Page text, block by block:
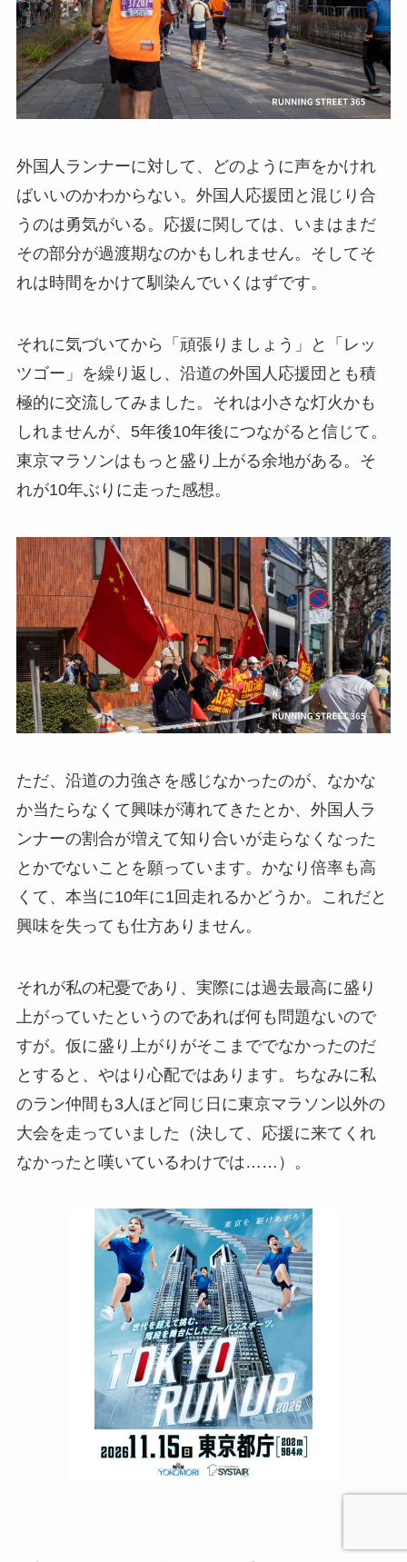
外国人ランナーに対して、どのように声をかけれ
ばいいのかわからない。外国人応援団と混じり合
うのは勇気がいる。応援に関しては、いまはまだ
その部分が過渡期なのかもしれません。そしてそ
れは時間をかけて馴染んでいくはずです。
それに気づいてから「頑張りましょう」と「レッ
ツゴー」を繰り返し、沿道の外国人応援団とも積
極的に交流してみました。それは小さな灯火かも
しれませんが、5年後10年後につながると信じて。
東京マラソンはもっと盛り上がる余地がある。そ
れが10年ぶりに走った感想。
ただ、沿道の力強さを感じなかったのが、なかな
か当たらなくて興味が薄れてきたとか、外国人ラ
ンナーの割合が増えて知り合いが走らなくなった
とかでないことを願っています。かなり倍率も高
くて、本当に10年に1回走れるかどうか。これだと
興味を失っても仕方ありません。
それが私の杞憂であり、実際には過去最高に盛り
上がっていたというのであれば何も問題ないので
すが。仮に盛り上がりがそこまででなかったのだ
とすると、やはり心配ではあります。ちなみに私
のラン仲間も3人ほど同じ日に東京マラソン以外の
大会を走っていました（決して、応援に来てくれ
なかったと嘆いているわけでは……）。